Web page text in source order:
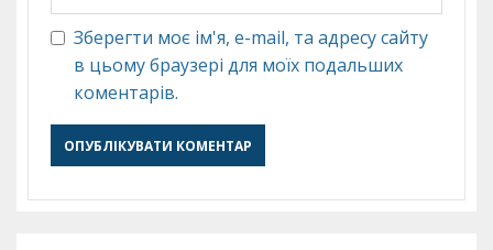
Зберегти моє ім'я, e-mail, та адресу сайту
в цьому браузері для моїх подальших
коментарів.